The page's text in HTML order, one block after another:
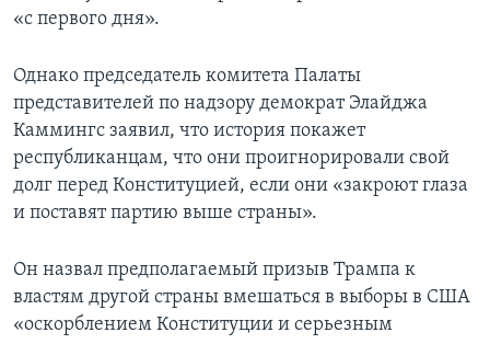
«с первого дня».
Однако председатель комитета Палаты
представителей по надзору демократ Элайджа
Каммингс заявил, что история покажет
республиканцам, что они проигнорировали свой
долг перед Конституцией, если они «закроют глаза
и поставят партию выше страны».
Он назвал предполагаемый призыв Трампа к
властям другой страны вмешаться в выборы в США
«оскорблением Конституции и серьезным